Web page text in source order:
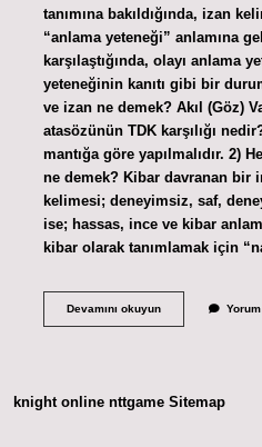
tanımına bakıldığında, izan
“anlama yeteneği” anlamına
karşılaştığında, olayı anlama
yeteneğinin kanıtı gibi bir
ve izan ne demek? Akıl (Göz)
atasözünün TDK karşılığı
mantığa göre yapılmalıdır. 2)
ne demek? Kibar davranan bir
kelimesi; deneyimsiz, saf,
ise; hassas, ince ve kibar
kibar olarak tanımlamak için
Devamını okuyunIzanlı
Yorum
knight online nttgame Sitemap